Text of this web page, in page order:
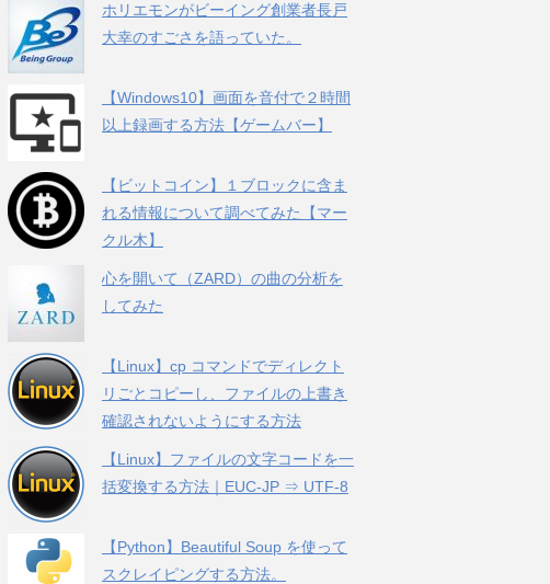
ホリエモンがビーイング創業者長戸
大幸のすごさを語っていた。
【Windows10】画面を音付で２時間
以上録画する方法【ゲームバー】
【ビットコイン】１ブロックに含ま
れる情報について調べてみた【マー
クル木】
心を開いて（ZARD）の曲の分析を
してみた
【Linux】cp コマンドでディレクト
リごとコピーし、ファイルの上書き
確認されないようにする方法
【Linux】ファイルの文字コードを一
括変換する方法｜EUC-JP ⇒ UTF-8
【Python】Beautiful Soup を使って
スクレイピングする方法。